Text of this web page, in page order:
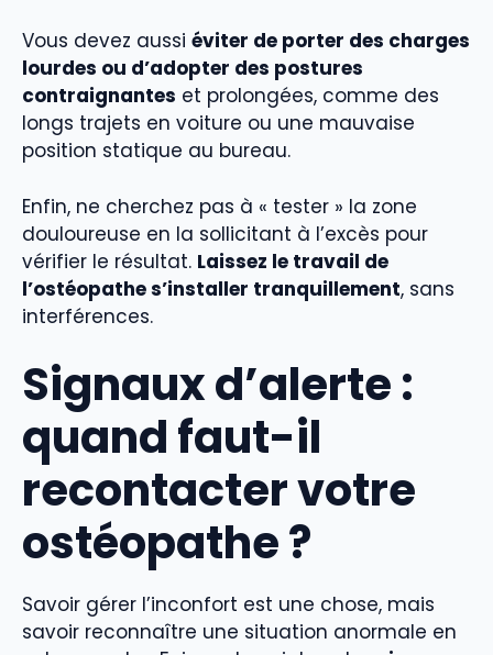
Vous devez aussi éviter de porter des charges
lourdes ou d’adopter des postures
contraignantes et prolongées, comme des
longs trajets en voiture ou une mauvaise
position statique au bureau.
Enfin, ne cherchez pas à « tester » la zone
douloureuse en la sollicitant à l’excès pour
vérifier le résultat. Laissez le travail de
l’ostéopathe s’installer tranquillement, sans
interférences.
Signaux d’alerte :
quand faut-il
recontacter votre
ostéopathe ?
Savoir gérer l’inconfort est une chose, mais
savoir reconnaître une situation anormale en